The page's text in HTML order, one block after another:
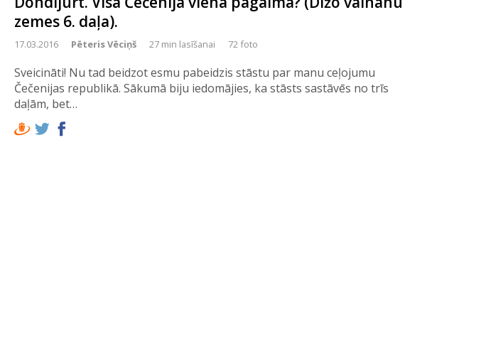
Dondijurt. Visa Čečenija vienā pagalmā? (Dižo vainahu
zemes 6. daļa).
17.03.2016 Pēteris Vēciņš 27 min lasīšanai 72 foto
Sveicināti! Nu tad beidzot esmu pabeidzis stāstu par manu ceļojumu
Čečenijas republikā. Sākumā biju iedomājies, ka stāsts sastāvēs no trīs
daļām, bet…